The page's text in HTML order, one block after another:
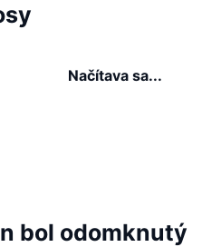
Načítava sa...
bol odomknutý